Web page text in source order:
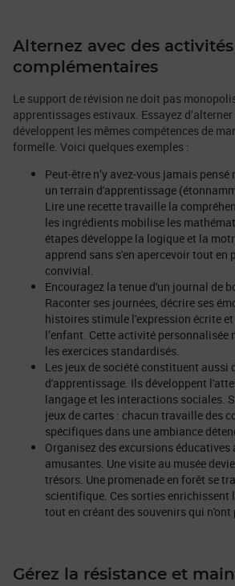
Alternez avec des activités
complémentaires
Le support de révision ne doit pas
apprentissages estivaux. Essayez
développent les mêmes compétences de
formelle. Voici quelques exemples :
Peut-être n’y avez-vous jamais
un terrain d'apprentissage
Lire une recette travaille la
les ingrédients mobilise les
étapes développe la logique et la
apprend sans s'en apercevoir tout en
convivial.
Encouragez la tenue d'un journal de
Raconter ses journées, décrire ses
histoires stimule l'expression écrite
l’enfant. Cette activité personnalisée
les exercices standardisés.
Les jeux de société constituent aussi
d'apprentissage. Ils développent
langage et les interactions sociales.
jeux de cartes : chacun travaille des
spécifiques dans une ambiance
Organisez des excursions éducatives
amusantes. Une visite au musée
trésors. Une promenade en forêt se
scientifique. Ces sorties enrichissent
tout en créant des souvenirs qui n'ont
Gérez la résistance et